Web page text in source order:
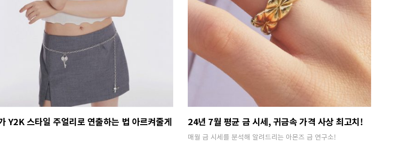
Y2K 스타일 주얼리로 연출하는 법 아르켜줄게
24년 7월 평균 금 시세, 귀금속 가격 사상 최고치!
매월 금 시세를 분석해 알려드리는 아몬즈 금 연구소!